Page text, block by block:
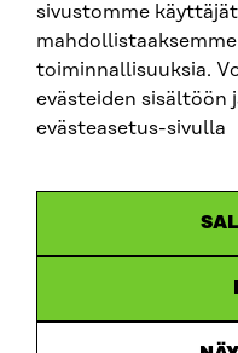
sivustomme
toiminnallisuuksia.
evästeiden sisältöön
evästeasetus-sivulla
LinkedIn
Instagram
YouTube